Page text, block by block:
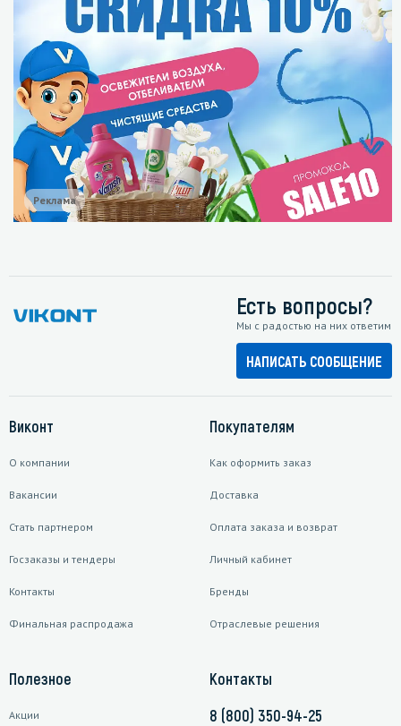
Реклама
Есть вопросы?
Мы с радостью на них ответим
НАПИСАТЬ СООБЩЕНИЕ
Виконт
О компании
Вакансии
Стать партнером
Госзаказы и тендеры
Контакты
Финальная распродажа
Покупателям
Как оформить заказ
Доставка
Оплата заказа и возврат
Личный кабинет
Бренды
Отраслевые решения
Полезное
Акции
Контакты
8 (800) 350-94-25